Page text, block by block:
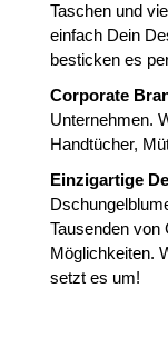
Taschen und
einfach Dein
besticken es
Corporate
Unternehmen.
Handtücher,
Einzigartige
Tausenden von
Möglichkeiten.
setzt es um!